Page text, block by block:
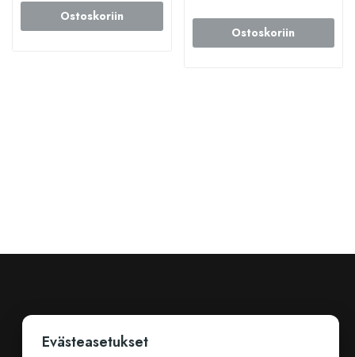
Ostoskoriin
Ostoskoriin
Evästeasetukset